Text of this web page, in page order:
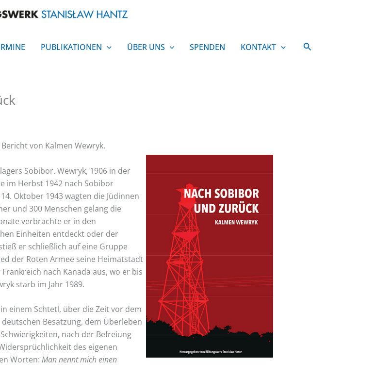
PUBLIKATIONEN ÜBER UNS SPENDEN KONTAKT Suchen
von Kalmen Wewryk.
Sobibor. Wewryk, 1906 in der
im Herbst 1942 nach Sobibor
Oktober 1943 wagten die Jüdinnen
und 300 Menschen gelang die
verbrachte er in den
Einheiten entdeckt oder der
er schließlich auf eine Gruppe
der Roten Armee seine Heimatstadt
nach Kanada aus, wo er bis
starb im Jahr 1989.
einem Schtetl, über die Zeit vor dem
Besatzung, dem Überleben
nach der Befreiung
des eigenen
Worten: Man nennt mich einen